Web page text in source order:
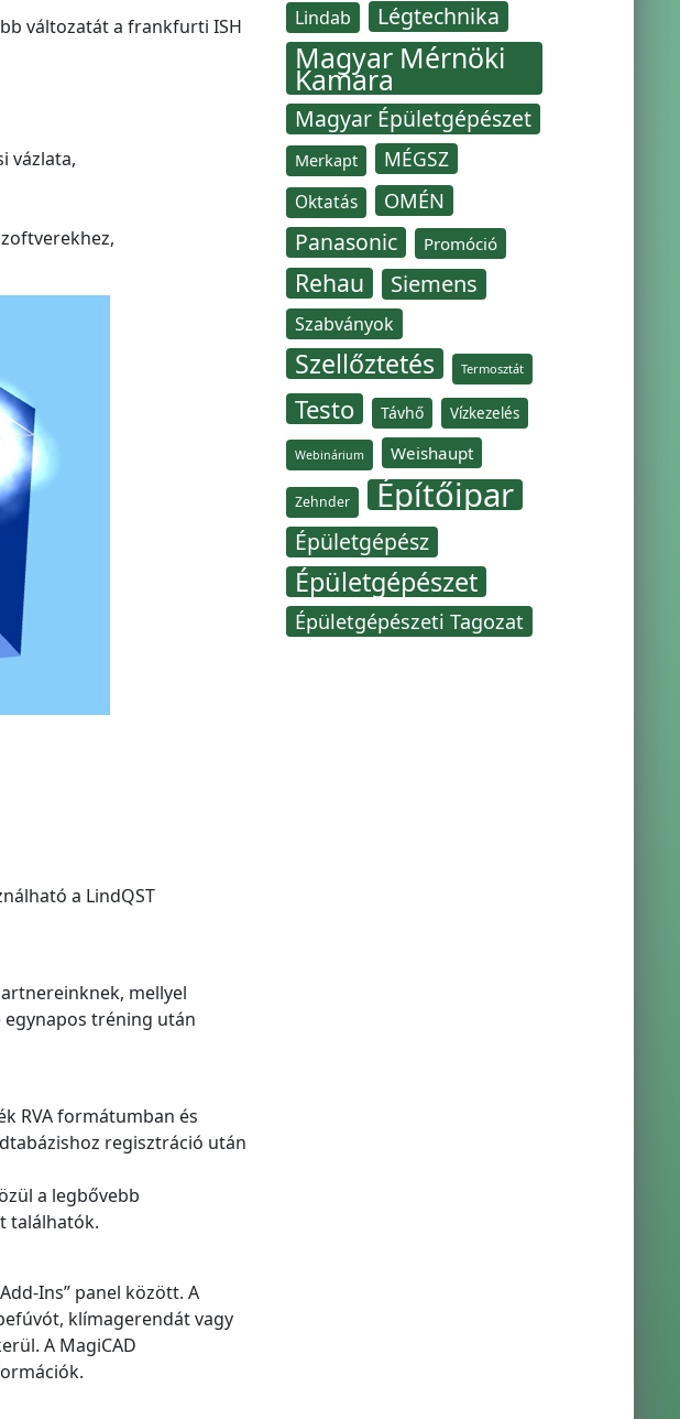
változatát a frankfurti ISH
vázlata,
a LindQST
mellyel
tréning után
RVA formátumban és
regisztráció után
a legbővebb
találhatók.
Ins” panel között. A
klímagerendát vagy
A MagiCAD
Lindab Légtechnika
Magyar Mérnöki
Kamara
Magyar Épületgépészet
Merkapt MÉGSZ
Oktatás OMÉN
Panasonic Promóció
Rehau Siemens
Szabványok
Szellőztetés Termosztát
Testo Távhő Vízkezelés
Webinárium Weishaupt
Zehnder Építőipar
Épületgépész
Épületgépészet
Épületgépészeti Tagozat